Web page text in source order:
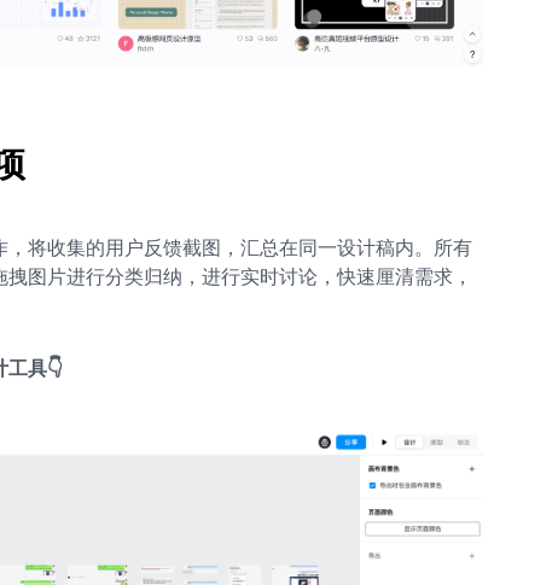
，将收集的用户反馈截图，汇总在同一设计稿内。所有
图片进行分类归纳，进行实时讨论，快速厘清需求，
具👇